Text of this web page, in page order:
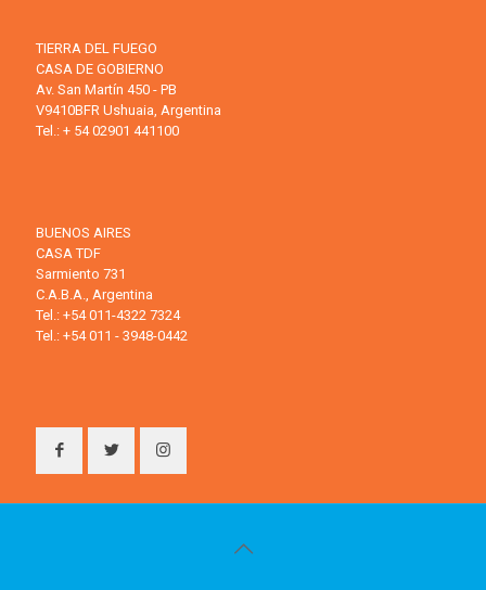
TIERRA DEL FUEGO
CASA DE GOBIERNO
Av. San Martín 450 - PB
V9410BFR Ushuaia, Argentina
Tel.: + 54 02901 441100
BUENOS AIRES
CASA TDF
Sarmiento 731
C.A.B.A., Argentina
Tel.: +54 011-4322 7324
Tel.: +54 011 - 3948-0442